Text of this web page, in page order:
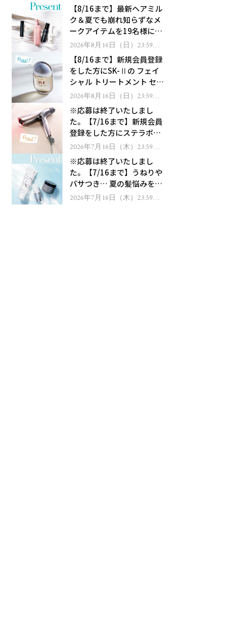
処！
【8/16まで】最新ヘアミル
ク＆夏でも崩れ知らずなメ
ークアイテムを19名様にプ
レゼント！
2026年8月16日（日）23:59ま
で【8/16まで】新規会員登録
をした方にSK-Ⅱの フェイ
シャル トリートメント セラ
ムをプレゼント！
2026年8月16日（日）23:59ま
※応募は終了いたしまし
た。【7/16まで】新規会員
登録をした方にステラボー
テのシャインリバース ヘア
ゼント！
2026年7月16日（木）23:59ま
※応募は終了いたしまし
た。【7/16まで】うねりや
パサつき… 夏の髪悩みを解
消するヘアケアアイテムを
2026年7月16日（木）23:59ま